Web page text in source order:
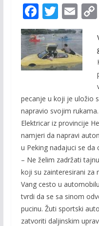
F
ac
e
b
o
k
T
w
itt
er
E
m
ai
l
C
pecanje u koji je uložio
napravio svojim rukama.
Elektricar iz provincije
namjeri da napravi
u Peking nadajuci se da
– Ne želim zadržati
koji su zainteresirani za
Vang cesto u
tvrdi da se sa sinom
pucinu. Žuti sportski
zatvoriti daljinskim